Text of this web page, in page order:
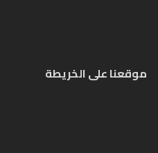
موقعنا على الخريطة